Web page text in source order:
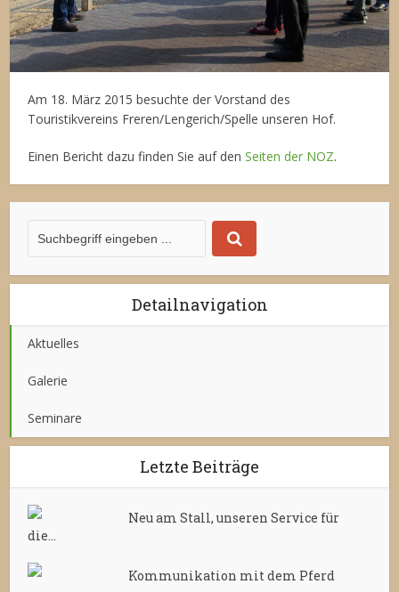
Am 18. März 2015 besuchte der Vorstand des
Touristikvereins Freren/Lengerich/Spelle unseren Hof.
Einen Bericht dazu finden Sie auf denSeiten der NOZ.
Detailnavigation
Aktuelles
Galerie
Seminare
Letzte Beiträge
Neu am Stall, unseren Service für
die...
Kommunikation mit dem Pferd